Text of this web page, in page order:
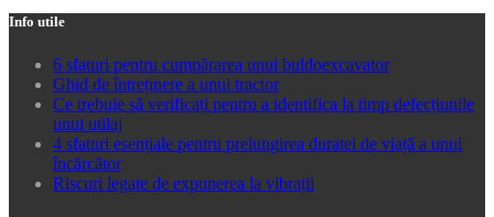
Info utile
6 sfaturi pentru cumpărarea unui buldoexcavator
Ghid de întreținere a unui tractor
Ce trebuie să verificați pentru a identifica la timp defecțiunile
unui utilaj
4 sfaturi esențiale pentru prelungirea duratei de viață a unui
încărcător
Riscuri legate de expunerea la vibrații